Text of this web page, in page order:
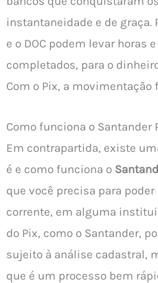
instantaneidade e de graça.
e o DOC podem levar horas
completados, para o
Com o Pix, a
Como funciona o Santander
Em contrapartida, existe
é e como funciona o
que você precisa para
corrente, em alguma
do Pix, como o Santander,
sujeito à análise cadastral,
que é um processo bem